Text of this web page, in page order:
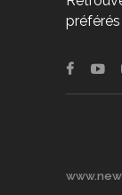
préférés